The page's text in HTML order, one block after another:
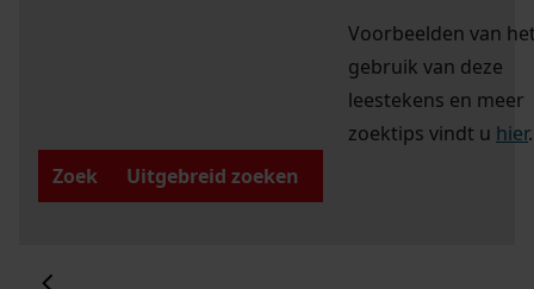
Voorbeelden van
gebruik van deze
leestekens en meer
zoektips vindt u hier.
Zoek
Uitgebreid zoeken